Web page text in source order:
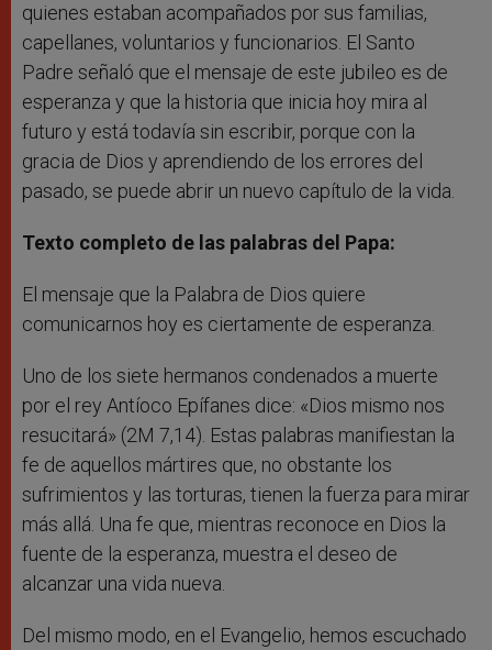
quienes estaban acompañados por sus familias,
capellanes, voluntarios y funcionarios. El Santo
Padre señaló que el mensaje de este jubileo es de
esperanza y que la historia que inicia hoy mira al
futuro y está todavía sin escribir, porque con la
gracia de Dios y aprendiendo de los errores del
pasado, se puede abrir un nuevo capítulo de la vida.
Texto completo de las palabras del Papa:
El mensaje que la Palabra de Dios quiere
comunicarnos hoy es ciertamente de esperanza.
Uno de los siete hermanos condenados a muerte
por el rey Antíoco Epífanes dice: «Dios mismo nos
resucitará» (2M 7,14). Estas palabras manifiestan la
fe de aquellos mártires que, no obstante los
sufrimientos y las torturas, tienen la fuerza para mirar
más allá. Una fe que, mientras reconoce en Dios la
fuente de la esperanza, muestra el deseo de
alcanzar una vida nueva.
Del mismo modo, en el Evangelio, hemos escuchado